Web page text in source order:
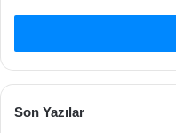
Son Yazılar